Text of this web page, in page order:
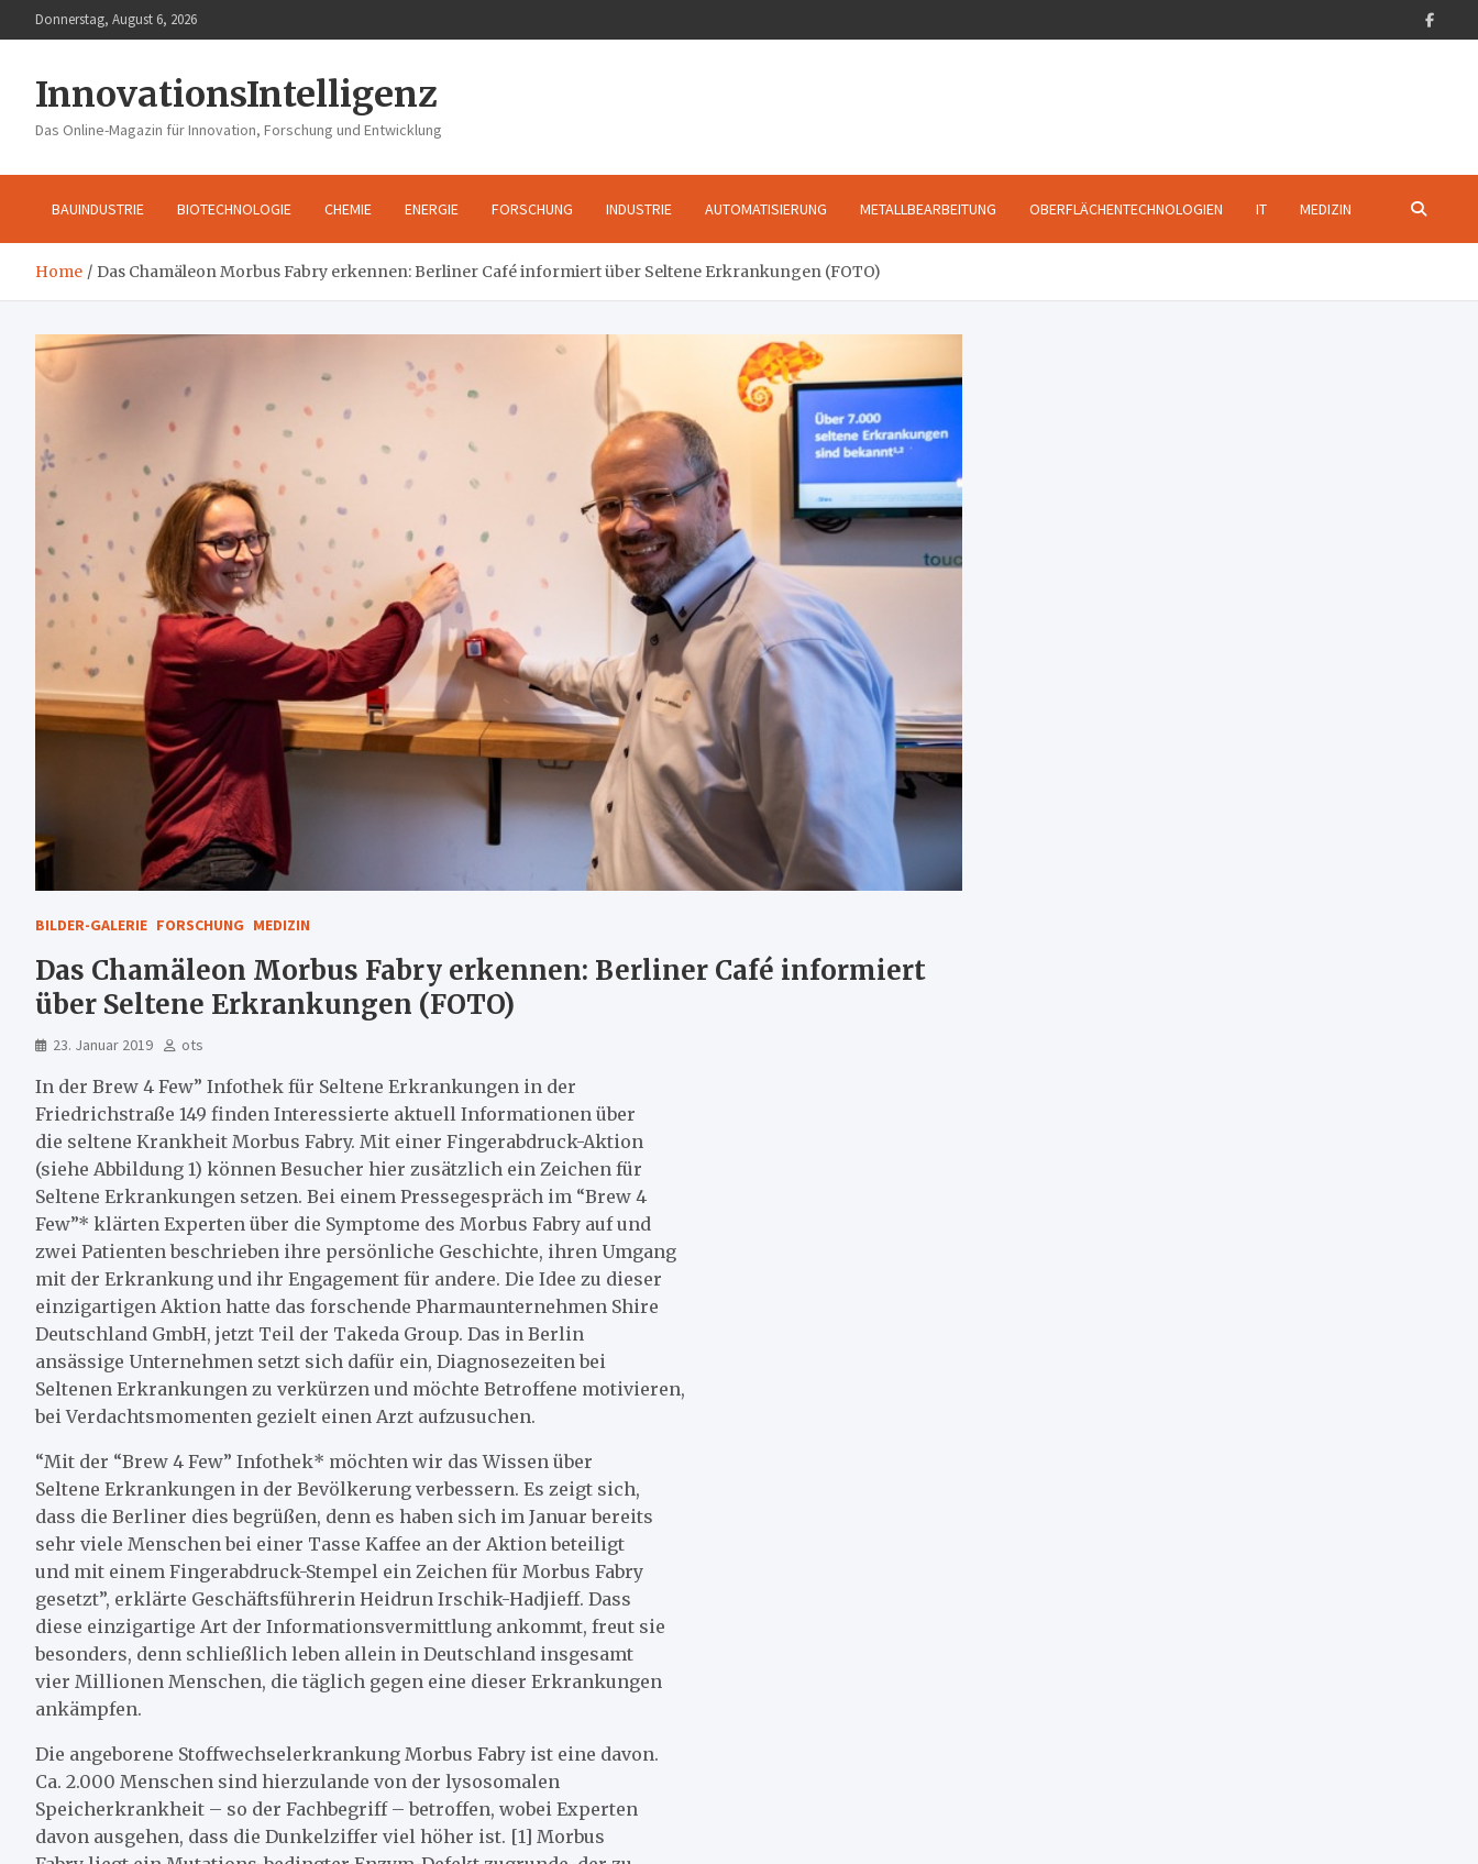
to
Donnerstag, August 6, 2026
InnovationsIntelligenz
Das Online-Magazin für Innovation, Forschung und Entwicklung
BAUINDUSTRIE BIOTECHNOLOGIE CHEMIE ENERGIE FORSCHUNG INDUSTRIE AUTOMATISIERUNG METALLBEARBEITUNG OBERFLÄCHENTECHNOLOGIEN IT MEDIZIN
Home Das Chamäleon Morbus Fabry erkennen: Berliner Café informiert über Seltene Erkrankungen (FOTO)
BILDER-GALERIE FORSCHUNG MEDIZIN
Das Chamäleon Morbus Fabry erkennen: Berliner Café informiert
über Seltene Erkrankungen (FOTO)
23. Januar 2019 ots
In der Brew 4 Few” Infothek für Seltene Erkrankungen in der
Friedrichstraße 149 finden Interessierte aktuell Informationen über
die seltene Krankheit Morbus Fabry. Mit einer Fingerabdruck-Aktion
(siehe Abbildung 1) können Besucher hier zusätzlich ein Zeichen für
Seltene Erkrankungen setzen. Bei einem Pressegespräch im “Brew 4
Few”* klärten Experten über die Symptome des Morbus Fabry auf und
zwei Patienten beschrieben ihre persönliche Geschichte, ihren Umgang
mit der Erkrankung und ihr Engagement für andere. Die Idee zu dieser
einzigartigen Aktion hatte das forschende Pharmaunternehmen Shire
Deutschland GmbH, jetzt Teil der Takeda Group. Das in Berlin
ansässige Unternehmen setzt sich dafür ein, Diagnosezeiten bei
Seltenen Erkrankungen zu verkürzen und möchte Betroffene motivieren,
bei Verdachtsmomenten gezielt einen Arzt aufzusuchen.
“Mit der “Brew 4 Few” Infothek* möchten wir das Wissen über
Seltene Erkrankungen in der Bevölkerung verbessern. Es zeigt sich,
dass die Berliner dies begrüßen, denn es haben sich im Januar bereits
sehr viele Menschen bei einer Tasse Kaffee an der Aktion beteiligt
und mit einem Fingerabdruck-Stempel ein Zeichen für Morbus Fabry
gesetzt”, erklärte Geschäftsführerin Heidrun Irschik-Hadjieff. Dass
diese einzigartige Art der Informationsvermittlung ankommt, freut sie
besonders, denn schließlich leben allein in Deutschland insgesamt
vier Millionen Menschen, die täglich gegen eine dieser Erkrankungen
ankämpfen.
Die angeborene Stoffwechselerkrankung Morbus Fabry ist eine davon.
Ca. 2.000 Menschen sind hierzulande von der lysosomalen
Speicherkrankheit – so der Fachbegriff – betroffen, wobei Experten
davon ausgehen, dass die Dunkelziffer viel höher ist. [1] Morbus